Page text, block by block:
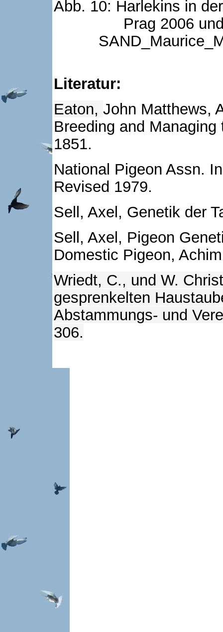
Abb. 10: Harlekins in
Prag 2006
Literatur:
Eaton, John Matthews,
Breeding and
1851.
National Pigeon Assn.
Revised 1979.
Sell, Axel, Genetik der
Sell, Axel, Pigeon
Domestic Pigeon,
Wriedt, C., und W.
gesprenkelten
Abstammungs- und
306.